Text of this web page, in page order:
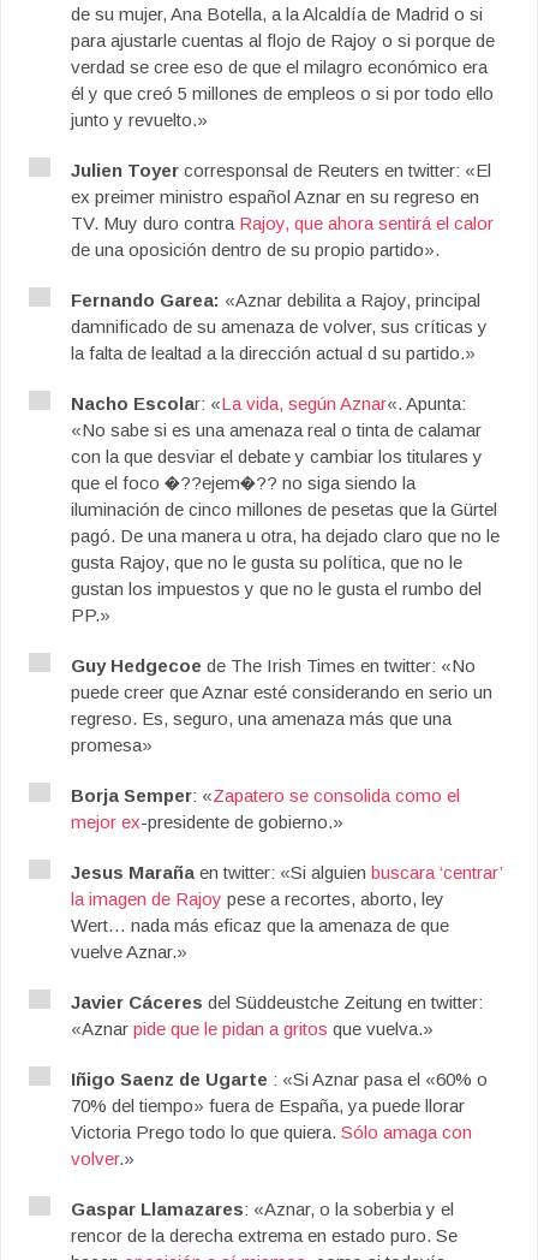
de su mujer, Ana Botella, a la Alcaldía de Madrid o si
para ajustarle cuentas al flojo de Rajoy o si porque de
verdad se cree eso de que el milagro económico era
él y que creó 5 millones de empleos o si por todo ello
junto y revuelto.»
Julien Toyer corresponsal de Reuters en twitter: «El
ex preimer ministro español Aznar en su regreso en
TV. Muy duro contra Rajoy, que ahora sentirá el calor
de una oposición dentro de su propio partido».
Fernando Garea: «Aznar debilita a Rajoy, principal
damnificado de su amenaza de volver, sus críticas y
la falta de lealtad a la dirección actual d su partido.»
Nacho Escolar: «La vida, según Aznar«. Apunta:
«No sabe si es una amenaza real o tinta de calamar
con la que desviar el debate y cambiar los titulares y
que el foco �??ejem�?? no siga siendo la
iluminación de cinco millones de pesetas que la Gürtel
pagó. De una manera u otra, ha dejado claro que no le
gusta Rajoy, que no le gusta su política, que no le
gustan los impuestos y que no le gusta el rumbo del
PP.»
Guy Hedgecoe de The Irish Times en twitter: «No
puede creer que Aznar esté considerando en serio un
regreso. Es, seguro, una amenaza más que una
promesa»
Borja Semper: «Zapatero se consolida como el
mejor ex-presidente de gobierno.»
Jesus Maraña en twitter: «Si alguien buscara ‘centrar’
la imagen de Rajoy pese a recortes, aborto, ley
Wert… nada más eficaz que la amenaza de que
vuelve Aznar.»
Javier Cáceres del Süddeustche Zeitung en twitter:
«Aznar pide que le pidan a gritos que vuelva.»
Iñigo Saenz de Ugarte : «Si Aznar pasa el «60% o
70% del tiempo» fuera de España, ya puede llorar
Victoria Prego todo lo que quiera. Sólo amaga con
volver.»
Gaspar Llamazares: «Aznar, o la soberbia y el
rencor de la derecha extrema en estado puro. Se